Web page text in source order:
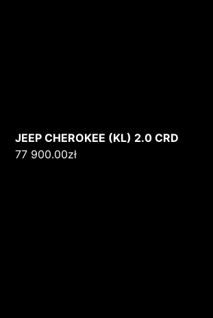
JEEP CHEROKEE (KL) 2.0 CRD
77 900.00zł